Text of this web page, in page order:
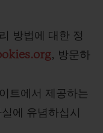
방법에 대한 정
, 방문하
트에서 제공하는
에 유념하십시